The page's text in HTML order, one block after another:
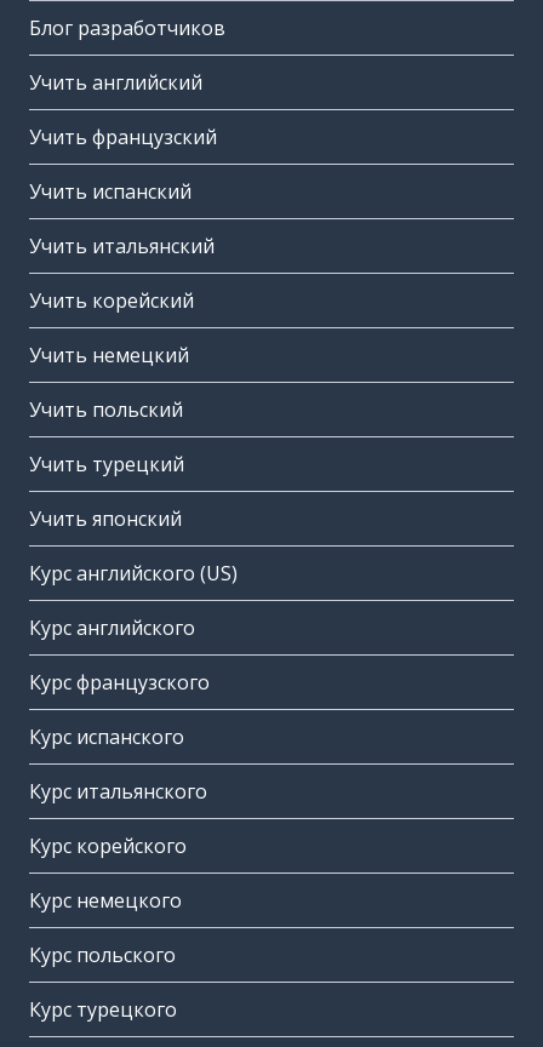
Блог разработчиков
Учить английский
Учить французский
Учить испанский
Учить итальянский
Учить корейский
Учить немецкий
Учить польский
Учить турецкий
Учить японский
Курс английского (US)
Курс английского
Курс французского
Курс испанского
Курс итальянского
Курс корейского
Курс немецкого
Курс польского
Курс турецкого